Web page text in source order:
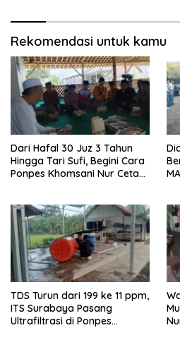
Rekomendasi untuk kamu
Dari Hafal 30 Juz 3 Tahun
Hingga Tari Sufi, Begini Cara
Ponpes Khomsani Nur Cetak
TDS Turun dari 199 ke 11 ppm,
ITS Surabaya Pasang
Ultrafiltrasi di Ponpes